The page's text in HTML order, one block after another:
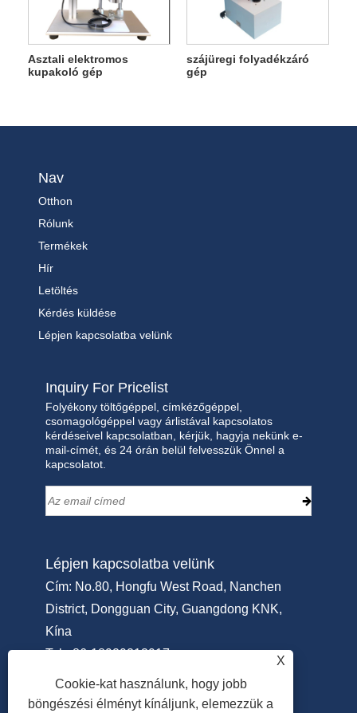
Asztali elektromos
kupakoló gép
szájüregi folyadékzáró
gép
Nav
Otthon
Rólunk
Termékek
Hír
Letöltés
Kérdés küldése
Lépjen kapcsolatba velünk
Inquiry For Pricelist
Folyékony töltőgéppel, címkézőgéppel,
csomagológéppel vagy árlistával kapcsolatos
kérdéseivel kapcsolatban, kérjük, hagyja nekünk e-
mail-címét, és 24 órán belül felvesszük Önnel a
kapcsolatot.
Lépjen kapcsolatba velünk
Cím: No.80, Hongfu West Road, Nanchen
District, Dongguan City, Guangdong KNK,
Kína
Tel:+86-18929213917
Telefon:
+86-769-22311951
Email:Info@sammipack.com
X
Cookie-kat használunk, hogy jobb
böngészési élményt kínáljunk, elemezzük a